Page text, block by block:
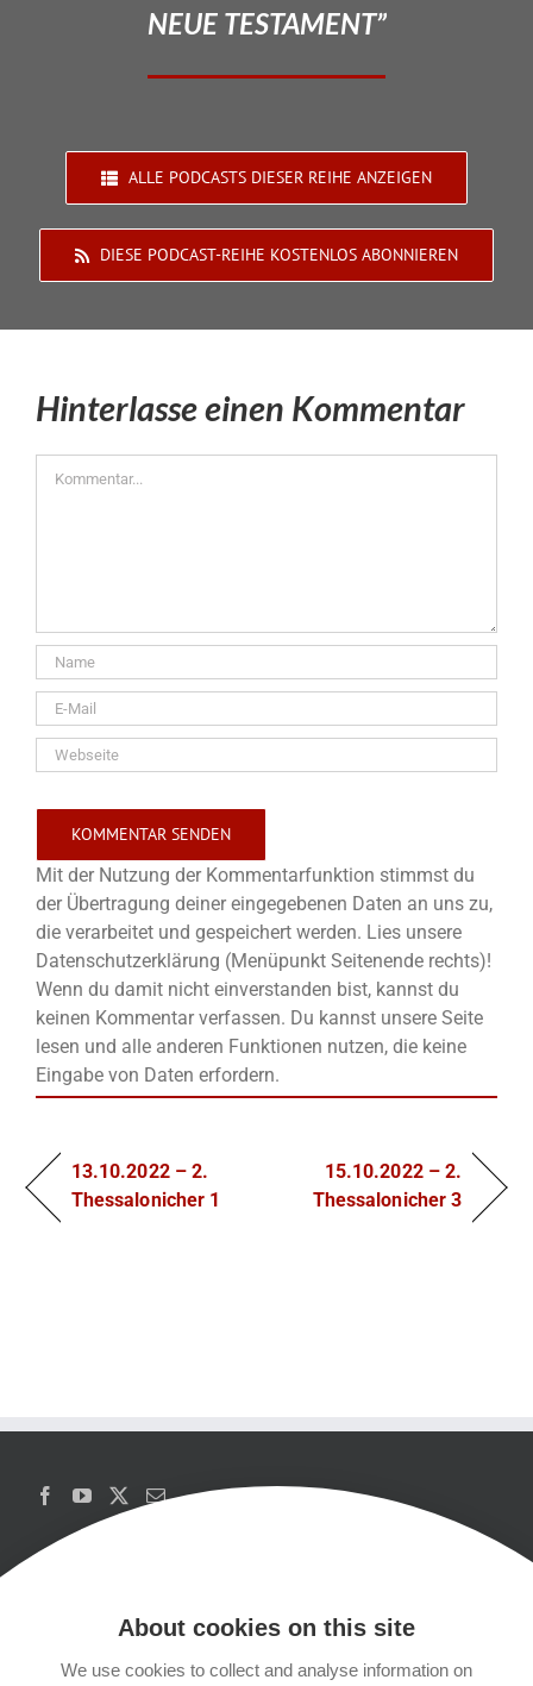
NEUE TESTAMENT”
ALLE PODCASTS DIESER REIHE ANZEIGEN
DIESE PODCAST-REIHE KOSTENLOS ABONNIEREN
Hinterlasse einen Kommentar
Mit der Nutzung der Kommentarfunktion stimmst du
der Übertragung deiner eingegebenen Daten an uns zu,
die verarbeitet und gespeichert werden. Lies unsere
Datenschutzerklärung (Menüpunkt Seitenende rechts)!
Wenn du damit nicht einverstanden bist, kannst du
keinen Kommentar verfassen. Du kannst unsere Seite
lesen und alle anderen Funktionen nutzen, die keine
Eingabe von Daten erfordern.
13.10.2022 – 2.
Thessalonicher 1
15.10.2022 – 2.
Thessalonicher 3
About cookies on this site
We use cookies to collect and analyse information on